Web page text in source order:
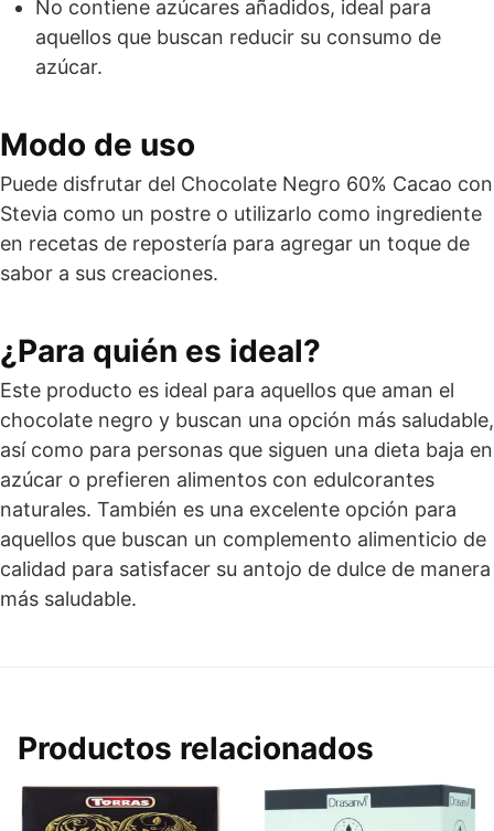
No contiene azúcares añadidos, ideal para
aquellos que buscan reducir su consumo de
azúcar.
Modo de uso
Puede disfrutar del Chocolate Negro 60% Cacao con
Stevia como un postre o utilizarlo como ingrediente
en recetas de repostería para agregar un toque de
sabor a sus creaciones.
¿Para quién es ideal?
Este producto es ideal para aquellos que aman el
chocolate negro y buscan una opción más saludable,
así como para personas que siguen una dieta baja en
azúcar o prefieren alimentos con edulcorantes
naturales. También es una excelente opción para
aquellos que buscan un complemento alimenticio de
calidad para satisfacer su antojo de dulce de manera
más saludable.
Productos relacionados